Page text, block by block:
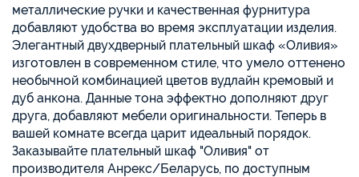
металлические ручки и качественная фурнитура
добавляют удобства во время эксплуатации изделия.
Элегантный двухдверный плательный шкаф «Оливия»
изготовлен в современном стиле, что умело оттенено
необычной комбинацией цветов вудлайн кремовый и
дуб анкона. Данные тона эффектно дополняют друг
друга, добавляют мебели оригинальности. Теперь в
вашей комнате всегда царит идеальный порядок.
Заказывайте плательный шкаф "Оливия" от
производителя Анрекс/Беларусь, по доступным